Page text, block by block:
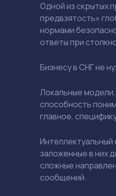
Одной из скрытых
предвзятость»
нормами
ответы при
Бизнесу в СНГ не
Локальные
способность
главное,
Интеллектуальный
заложенные в них
сложные
сообщений.